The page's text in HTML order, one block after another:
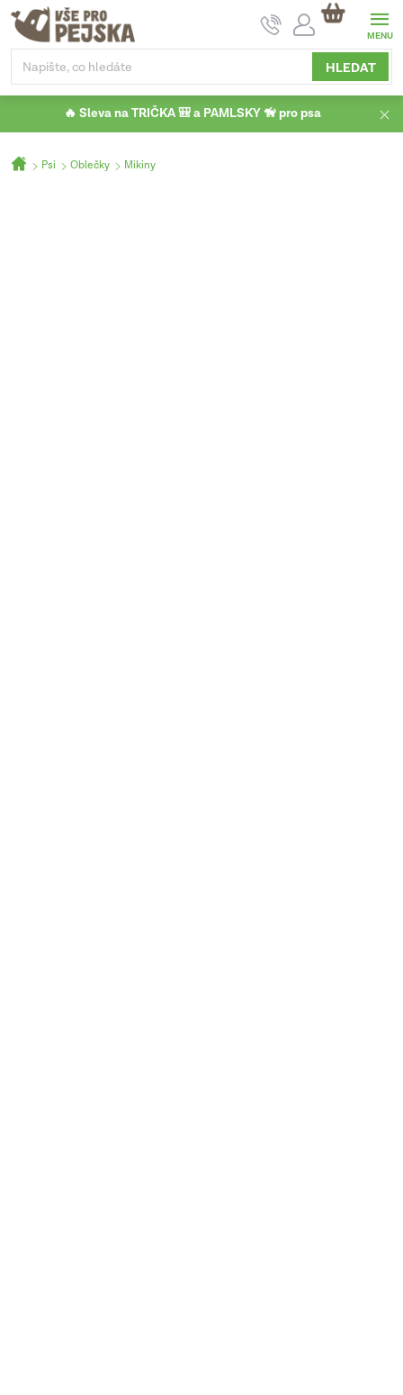
Přejít
obsah
HLEDAT
NÁKUPNÍ
KOŠÍK
🔥 Sleva na TRIČKA 🎒 a PAMLSKY 🦮 pro psa
Domů
Psi Oblečky Mikiny